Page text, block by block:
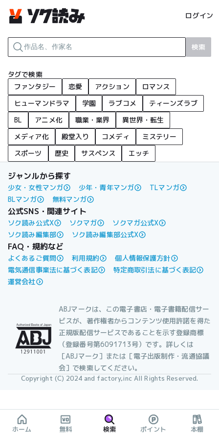
ログイン
検索
タグで検索
ファンタジー
恋愛 アクション
ロマンス
ヒューマンドラマ
学園 ラブコメ
ティーンズラブ
BL
アニメ化 職業・業界
異世界・転生
メディア化
殿堂入り コメディ
ミステリー
スポーツ
歴史 サスペンス エッチ
ジャンルから探す
少女・女性マンガ 少年・青年マンガ
TLマンガ
BLマンガ
無料マンガ
公式SNS・関連サイト
ソク読み公式X ソクマガ
ソクマガ公式X
ソク読み編集部
ソク読み編集部公式X
FAQ・規約など
よくあるご質問 利用規約
個人情報保護方針
電気通信事業法に基づく表記
特定商取引法に基づく表記
運営会社
ABJマークは、この電子書店・電子書籍配信サー
ビスが、著作権者からコンテンツ使用許諾を得た
正規版配信サービスであることを示す登録商標
（登録番号第6091713号）です。詳しくは
［ABJマーク］または［電子出版制作・流通協議
会］で検索してください。
Copyright (C) 2024 and factory,inc All Rights Reserved.
ホーム 無料 検索 ポイント 本棚